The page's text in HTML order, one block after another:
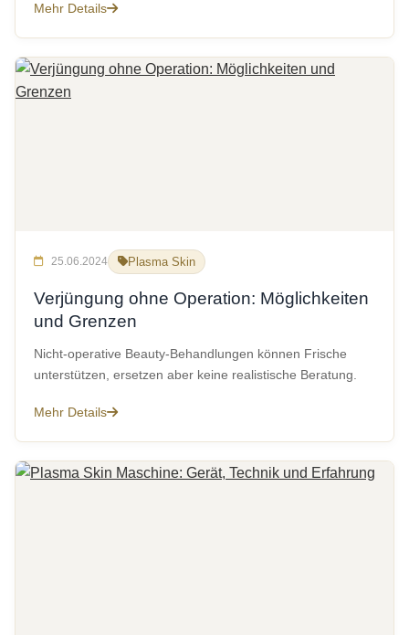
Mehr Details
25.06.2024 Plasma Skin
Verjüngung ohne Operation: Möglichkeiten
und Grenzen
Nicht-operative Beauty-Behandlungen können Frische
unterstützen, ersetzen aber keine realistische Beratung.
Mehr Details